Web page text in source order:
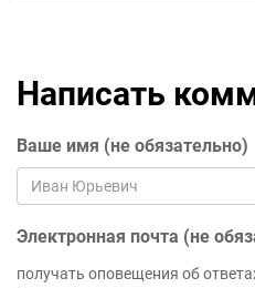
Написать
Ваше имя (не обязательно)
Электронная почта (не
получать оповещения об